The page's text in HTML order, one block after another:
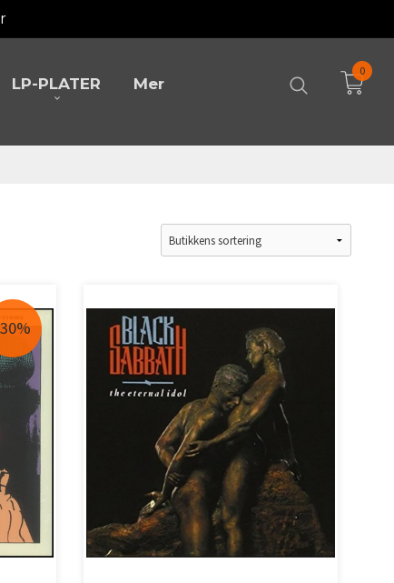
LP-PLATER Mer
0